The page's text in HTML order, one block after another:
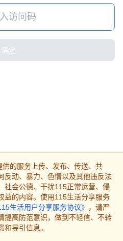
确定
的服务上传、发布、传送、共
反动、暴力、色情以及其他违反法
社会公德、干扰115正常运营、侵
益的内容。使用115生活分享服务
生活用户分享服务协议》 ，请严
提高防范意识，做到不轻信、不转
导引信息。